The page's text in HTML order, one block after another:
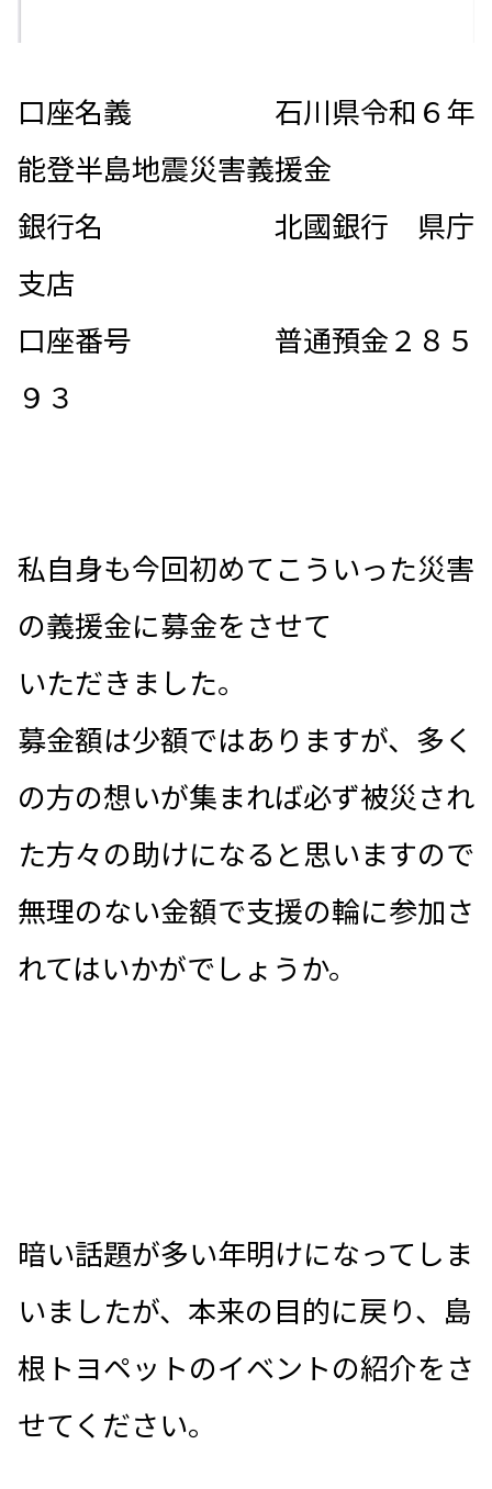
口座名義 石川県令和６年
能登半島地震災害義援金
銀行名 北國銀行 県庁
支店
口座番号 普通預金２８５
９３
私自身も今回初めてこういった災害
の義援金に募金をさせて
いただきました。
募金額は少額ではありますが、多く
の方の想いが集まれば必ず被災され
た方々の助けになると思いますので
無理のない金額で支援の輪に参加さ
れてはいかがでしょうか。
暗い話題が多い年明けになってしま
いましたが、本来の目的に戻り、島
根トヨペットのイベントの紹介をさ
せてください。